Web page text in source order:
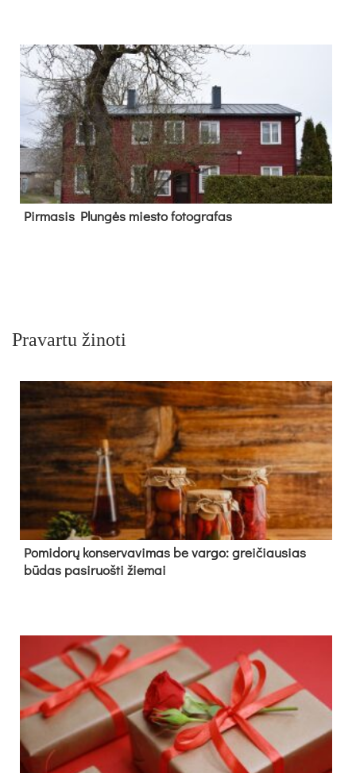
Pir­ma­sis Plun­gės mies­to fo­tog­ra­fas
Pravartu žinoti
Pomidorų konservavimas be vargo: greičiausias
būdas pasiruošti žiemai